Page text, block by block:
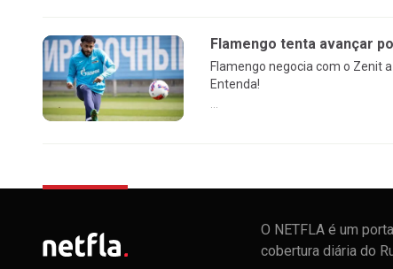
Flamengo tenta avançar
Flamengo negocia com o Zenit
Entenda!
...
O NETFLA é um
cobertura diária do